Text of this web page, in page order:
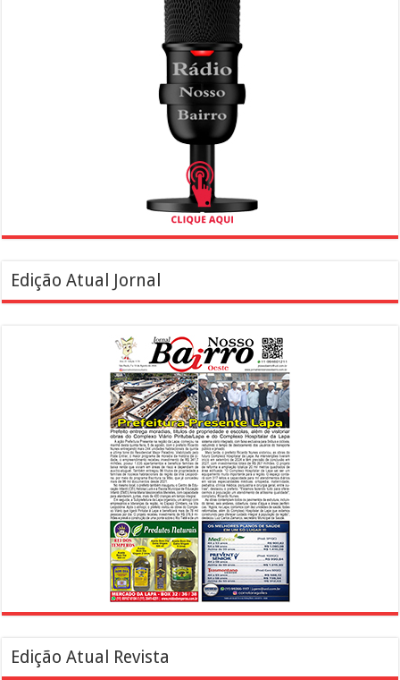
Edição Atual Jornal
Edição Atual Revista